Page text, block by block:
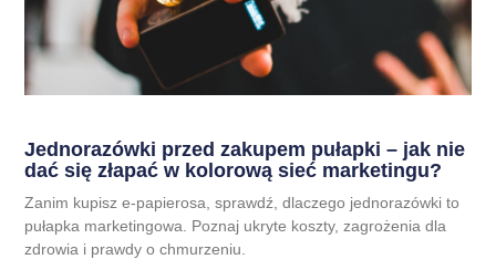
Jednorazówki przed zakupem pułapki – jak nie
dać się złapać w kolorową sieć marketingu?
Zanim kupisz e-papierosa, sprawdź, dlaczego jednorazówki to
pułapka marketingowa. Poznaj ukryte koszty, zagrożenia dla
zdrowia i prawdy o chmurzeniu.